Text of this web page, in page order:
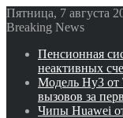
Пятница, 7 августа
Breaking News
Пенсионная
неактивных
Модель Hy3 от
вызовов за
Чипы Huawei